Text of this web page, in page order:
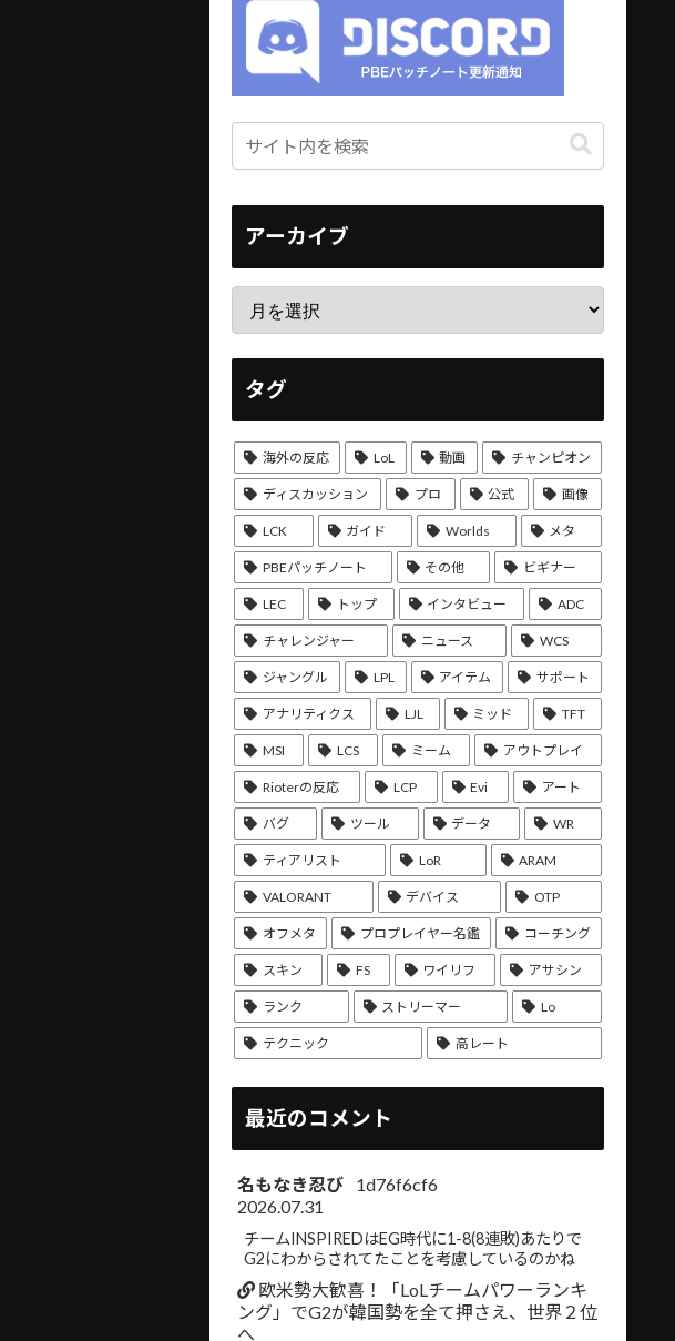
アーカイブ
タグ
海外の反応 LoL 動画 チャンピオン
ディスカッション プロ 公式 画像
LCK ガイド Worlds メタ
PBEパッチノート その他 ビギナー
LEC トップ インタビュー ADC
チャレンジャー ニュース WCS
ジャングル LPL アイテム サポート
アナリティクス LJL ミッド TFT
MSI LCS ミーム アウトプレイ
Rioterの反応 LCP Evi アート
バグ ツール データ WR
ティアリスト LoR ARAM
VALORANT デバイス OTP
オフメタ プロプレイヤー名鑑 コーチング
スキン FS ワイリフ アサシン
ランク ストリーマー Lo
テクニック 高レート
最近のコメント
名もなき忍び
1d76f6cf6
2026.07.31
チームINSPIREDはEG時代に1-8(8連敗)あたりで
G2にわからされてたことを考慮しているのかね
欧米勢大歓喜！「LoLチームパワーランキ
ング」でG2が韓国勢を全て押さえ、世界２位
へ